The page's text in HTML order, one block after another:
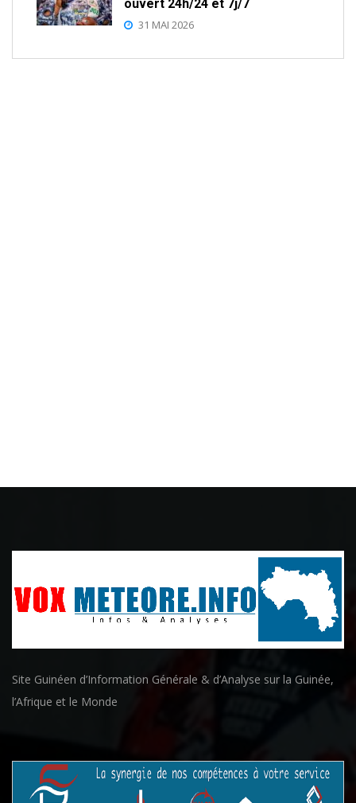
ouvert 24h/24 et 7j/7
31 MAI 2026
Site Guinéen d’Information Générale & d’Analyse sur la Guinée,
l’Afrique et le Monde